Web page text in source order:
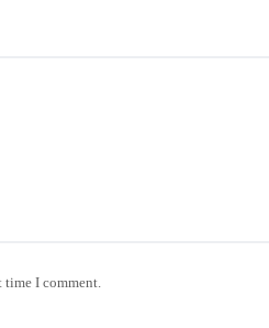
time I comment.